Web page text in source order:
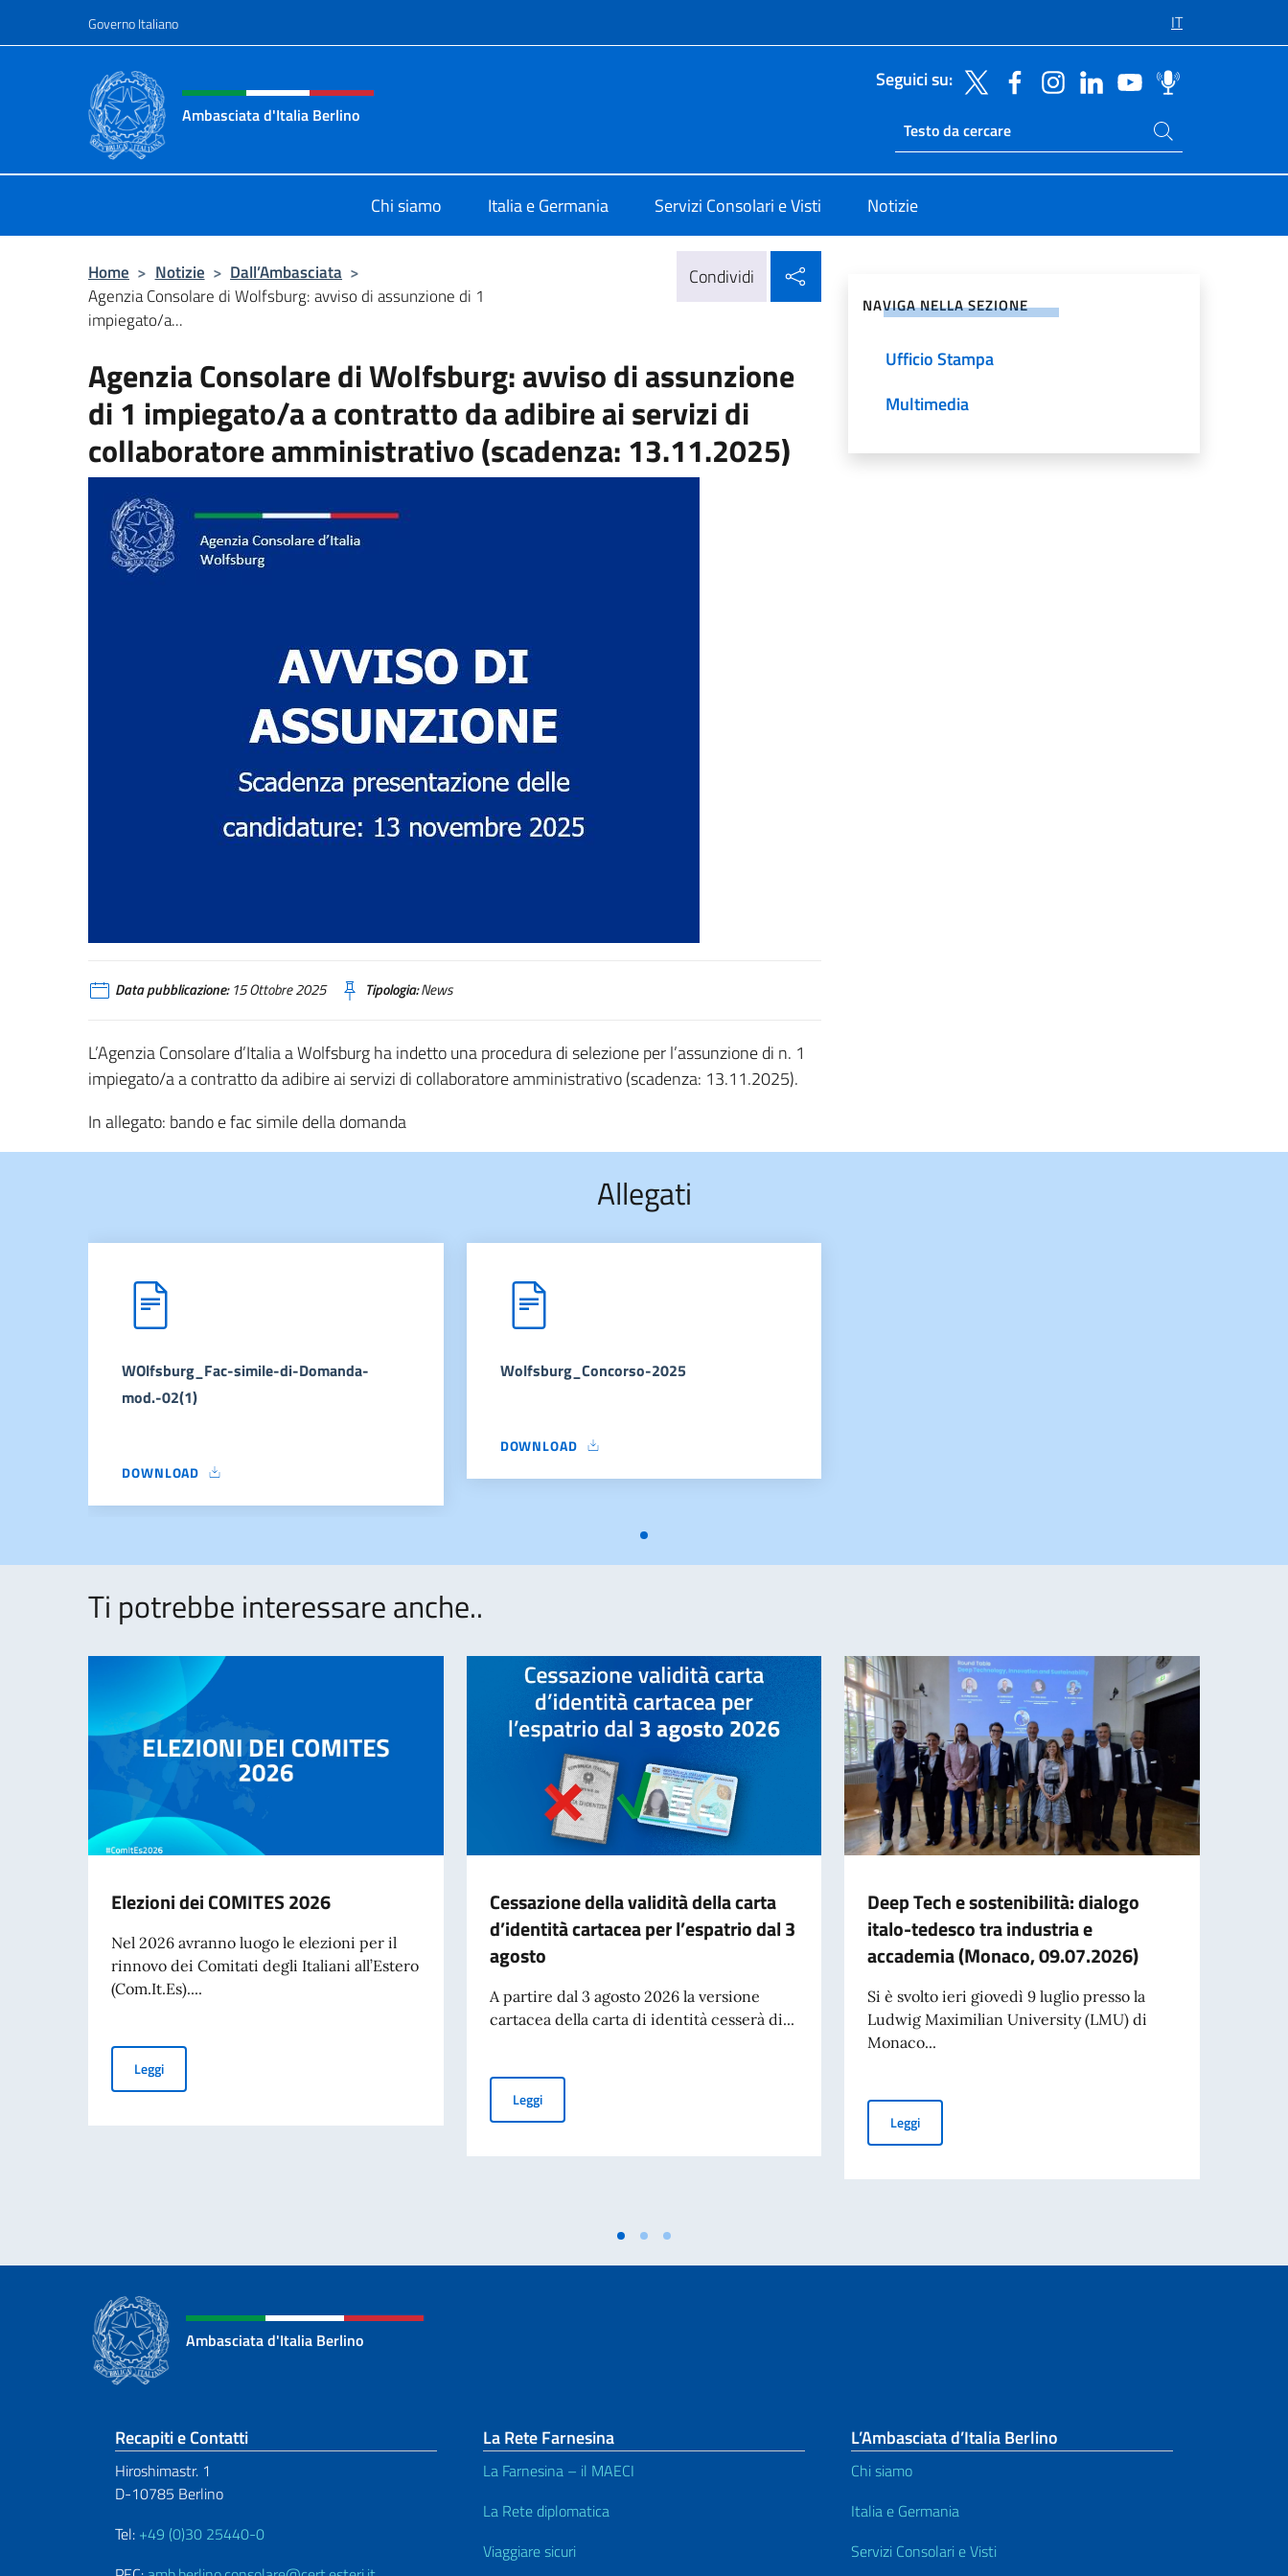
Governo Italiano IT
Intestazione sito, social e menù
Ambasciata d'Italia Berlino
Seguici su:
Ricerca sito live
Cerca nel sito
Chi siamo Italia e Germania Servizi Consolari e Visti Notizie
Home > Notizie > Dall’Ambasciata >
Agenzia Consolare di Wolfsburg: avviso di assunzione di 1
impiegato/a...
Condividi
Agenzia Consolare di Wolfsburg: avviso di assunzione
di 1 impiegato/a a contratto da adibire ai servizi di
collaboratore amministrativo (scadenza: 13.11.2025)
Data pubblicazione:15 Ottobre 2025 Tipologia:News
L’Agenzia Consolare d’Italia a Wolfsburg ha indetto una procedura di selezione per l’assunzione di n. 1
impiegato/a a contratto da adibire ai servizi di collaboratore amministrativo (scadenza: 13.11.2025).
In allegato: bando e fac simile della domanda
NAVIGA NELLA SEZIONE
Ufficio Stampa
Multimedia
Allegati
WOlfsburg_Fac-simile-di-Domanda-
mod.-02(1)
DOWNLOAD
WOLFSBURG_FAC-SIMILE-DI-DOMANDA-MOD.-02(1)
Wolfsburg_Concorso-2025
DOWNLOAD
WOLFSBURG_CONCORSO-2025
Ti potrebbe interessare anche..
Elezioni dei COMITES 2026
Nel 2026 avranno luogo le elezioni per il
rinnovo dei Comitati degli Italiani all’Estero
(Com.It.Es)....
LeggiElezioni dei COMITES 2026
Cessazione della validità della carta
d’identità cartacea per l’espatrio dal 3
agosto
A partire dal 3 agosto 2026 la versione
cartacea della carta di identità cesserà di...
LeggiCessazione della validità della carta d’identità cartacea per l’espatrio dal 3 agosto
Deep Tech e sostenibilità: dialogo
italo-tedesco tra industria e
accademia (Monaco, 09.07.2026)
Si è svolto ieri giovedì 9 luglio presso la
Ludwig Maximilian University (LMU) di
Monaco...
LeggiDeep Tech e sostenibilità: dialogo italo-tedesco tra industria e
Ambasciata d'Italia Berlino
Sezione footer
Recapiti e Contatti
Hiroshimastr. 1
D-10785 Berlino
Tel: +49 (0)30 25440-0
La Rete Farnesina
La Farnesina – il MAECI
La Rete diplomatica
Viaggiare sicuri
L’Ambasciata d’Italia Berlino
Chi siamo
Italia e Germania
Servizi Consolari e Visti